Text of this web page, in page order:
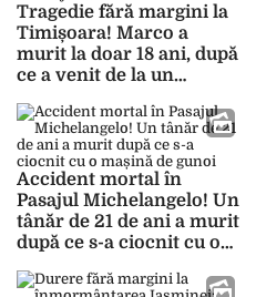
Tragedie fără margini la
Timișoara! Marco a
murit la doar 18 ani, după
ce a venit de la un
Accident mortal în
Pasajul Michelangelo! Un
tânăr de 21 de ani a murit
după ce s-a ciocnit cu o